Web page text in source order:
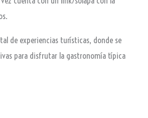
de experiencias turísticas, donde se
para disfrutar la gastronomía típica